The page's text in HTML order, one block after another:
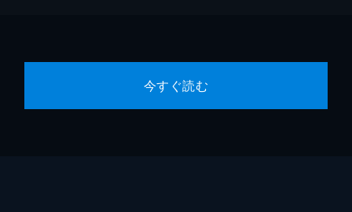
今すぐ読む